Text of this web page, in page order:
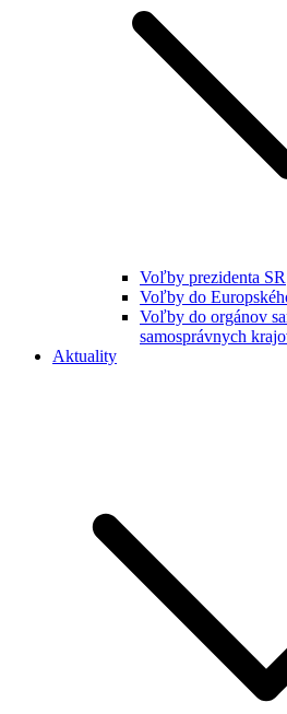
Voľby prezidenta SR
Voľby do
Voľby do orgánov
samosprávnych
Aktuality